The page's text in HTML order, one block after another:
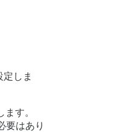
しま
す。
要はあり